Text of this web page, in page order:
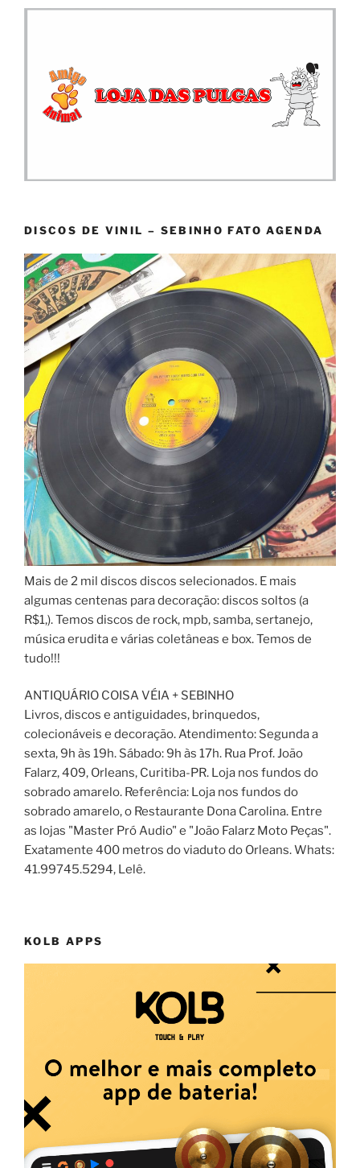
DISCOS DE VINIL – SEBINHO FATO AGENDA
Mais de 2 mil discos discos selecionados. E mais
algumas centenas para decoração: discos soltos (a
R$1,). Temos discos de rock, mpb, samba, sertanejo,
música erudita e várias coletâneas e box. Temos de
tudo!!!
ANTIQUÁRIO COISA VÉIA + SEBINHO
Livros, discos e antiguidades, brinquedos,
colecionáveis e decoração. Atendimento: Segunda a
sexta, 9h às 19h. Sábado: 9h às 17h. Rua Prof. João
Falarz, 409, Orleans, Curitiba-PR. Loja nos fundos do
sobrado amarelo. Referência: Loja nos fundos do
sobrado amarelo, o Restaurante Dona Carolina. Entre
as lojas "Master Pró Audio" e "João Falarz Moto Peças".
Exatamente 400 metros do viaduto do Orleans. Whats:
41.99745.5294, Lelê.
KOLB APPS